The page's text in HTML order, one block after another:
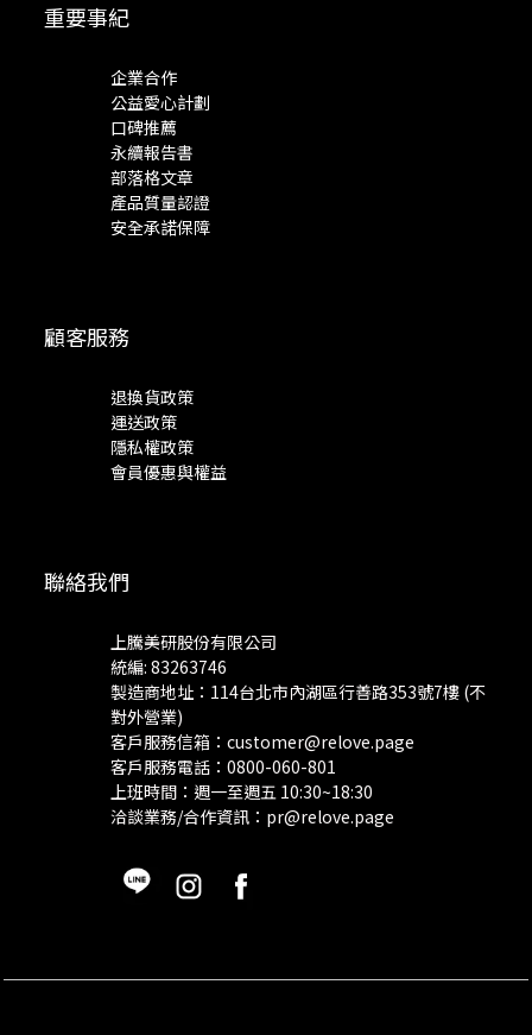
重要事紀
企業合作
公益愛心計劃
口碑推薦
永續報告書
部落格文章
產品質量認證
安全承諾保障
顧客服務
退換貨政策
運送政策
隱私權政策
會員優惠與權益
聯絡我們
上騰美研股份有限公司
統編: 83263746
製造商地址：114台北市內湖區行善路353號7樓 (不
對外營業)
客戶服務信箱： customer@relove.page
客戶服務電話： 0800-060-801
上班時間：週一至週五 10:30~18:30
洽談業務/合作資訊： pr@relove.page